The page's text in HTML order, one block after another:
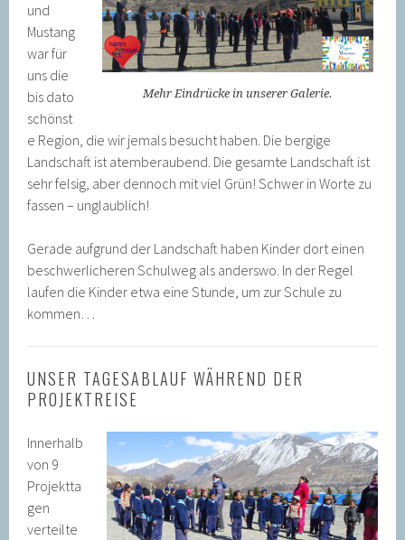
Mehr Eindrücke in unserer Galerie.
und
Mustang
war für
uns die
bis dato
schönst
e Region, die wir jemals besucht haben. Die bergige
Landschaft ist atemberaubend. Die gesamte Landschaft ist
sehr felsig, aber dennoch mit viel Grün! Schwer in Worte zu
fassen – unglaublich!
Gerade aufgrund der Landschaft haben Kinder dort einen
beschwerlicheren Schulweg als anderswo. In der Regel
laufen die Kinder etwa eine Stunde, um zur Schule zu
kommen…
UNSER TAGESABLAUF WÄHREND DER
PROJEKTREISE
Innerhalb
von 9
Projektta
gen
verteilte